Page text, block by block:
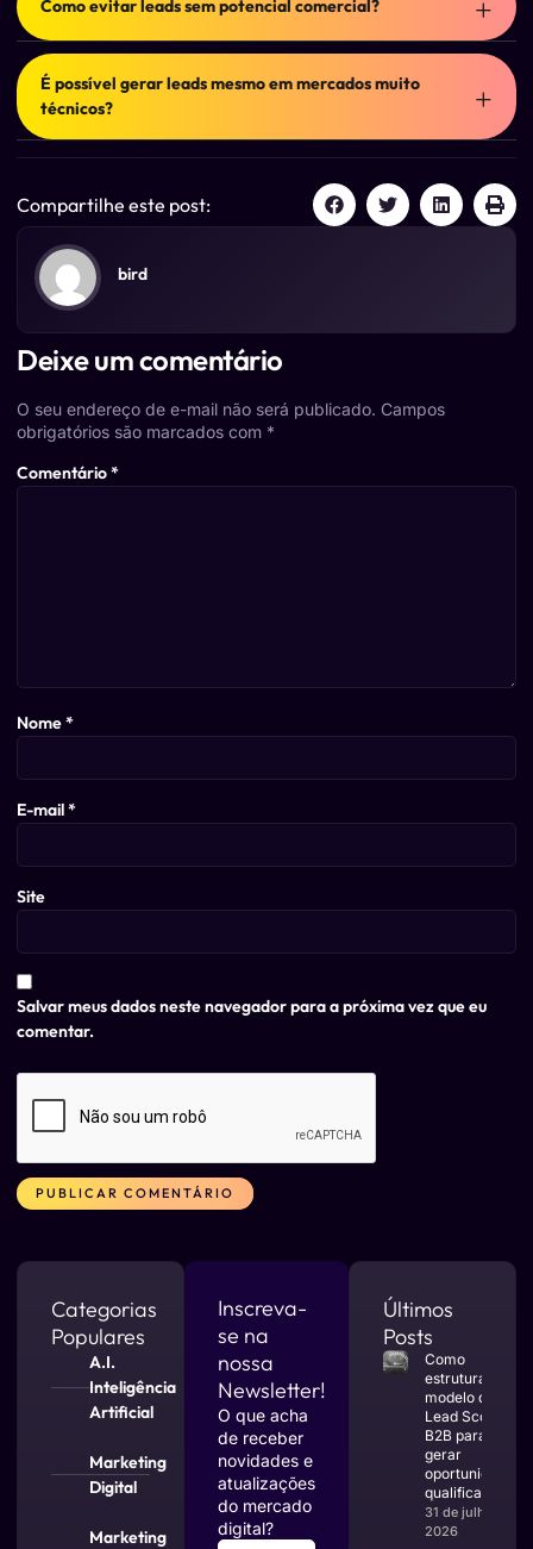
costumam estar entre os canais mais utilizados. A
combinação ideal depende do segmento, da
concorrência e dos objetivos da empresa.
Como evitar leads sem potencial comercial?
O segredo está na segmentação correta, no
posicionamento adequado e na criação de conteúdos
direcionados ao perfil de cliente ideal. Quanto mais
alinhada estiver a comunicação com o público certo,
maior tende a ser a qualidade dos contatos gerados.
É possível gerar leads mesmo em mercados muito
técnicos?
relevância durante a decisão de compra. Empresas que
demonstram conhecimento e experiência tendem a gerar
mais confiança e mais oportunidades qualificadas.
Compartilhe este post:
bird
Deixe um comentário
O seu endereço de e-mail não será publicado. Campos
obrigatórios são marcados com *
Comentário*
Nome*
E-mail*
Site
Salvar meus dados neste navegador para a próxima vez que eu
comentar.
Categorias
Populares
A.I.
Inteligência
Artificial
Marketing
Digital
Marketing
Inscreva-
se na
nossa
Newsletter!
O que acha
de receber
novidades e
atualizações
do mercado
digital?
Últimos
Posts
Como
estruturar um
modelo de
Lead Scoring
B2B para
gerar
oportunidades
qualificadas
31 de julho de
2026